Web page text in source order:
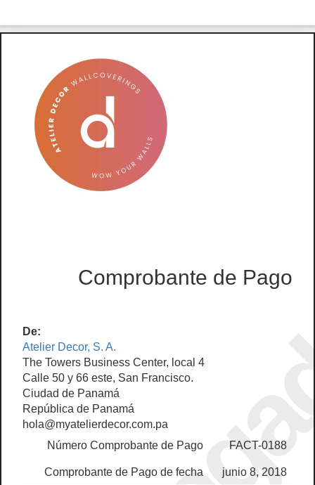
Comprobante de Pago
De:
Atelier Decor, S. A.
The Towers Business Center, local 4
Calle 50 y 66 este, San Francisco.
Ciudad de Panamá
República de Panamá
hola@myatelierdecor.com.pa
Número Comprobante de Pago
FACT-0188
Comprobante de Pago de fecha junio 8, 2018